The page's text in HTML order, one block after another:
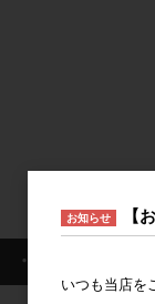
・ログイン情報
お知らせ 【
いつも当店を